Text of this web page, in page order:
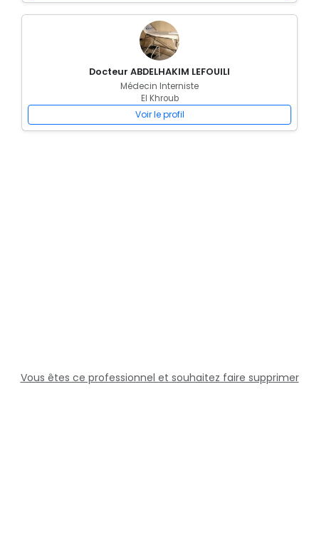
Docteur ABDELHAKIM LEFOUILI
Médecin Interniste
El Khroub
Voir le profil
Vous êtes ce professionnel et souhaitez faire supprimer